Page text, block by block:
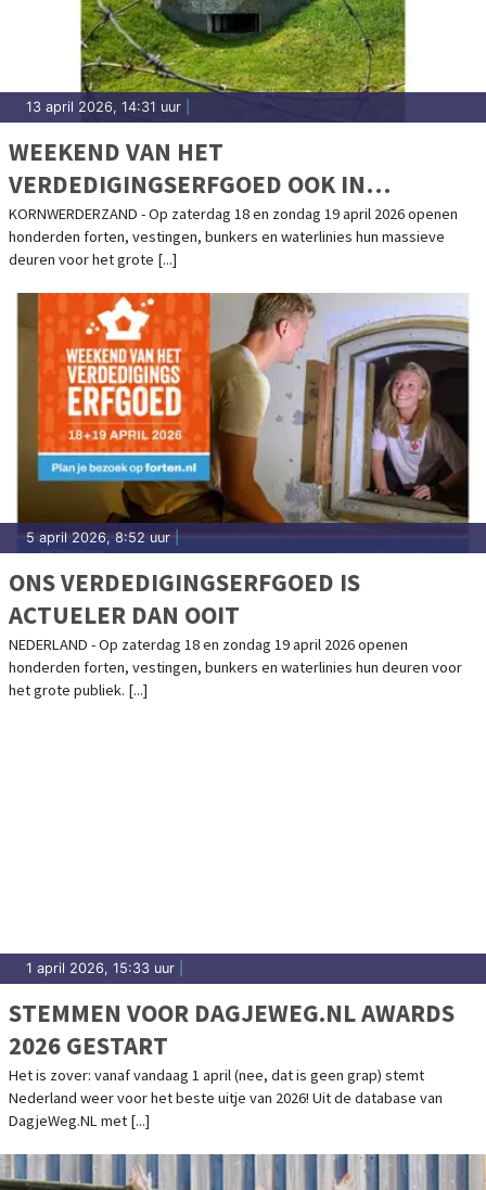
13 april 2026, 14:31 uur
WEEKEND VAN HET
VERDEDIGINGSERFGOED OOK IN
KAZEMATTENMUSEUM
KORNWERDERZAND - Op zaterdag 18 en zondag 19 april 2026 openen
honderden forten, vestingen, bunkers en waterlinies hun massieve
deuren voor het grote [...]
5 april 2026, 8:52 uur|
ONS VERDEDIGINGSERFGOED IS
ACTUELER DAN OOIT
NEDERLAND - Op zaterdag 18 en zondag 19 april 2026 openen
honderden forten, vestingen, bunkers en waterlinies hun deuren voor
het grote publiek. [...]
1 april 2026, 15:33 uur
STEMMEN VOOR DAGJEWEG.NL AWARDS
2026 GESTART
Het is zover: vanaf vandaag 1 april (nee, dat is geen grap) stemt
Nederland weer voor het beste uitje van 2026! Uit de database van
DagjeWeg.NL met [...]